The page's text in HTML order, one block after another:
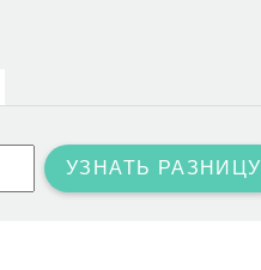
УЗНАТЬ РАЗНИЦУ